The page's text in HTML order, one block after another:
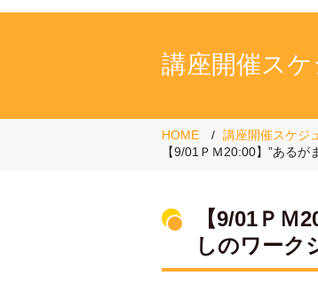
講座開催ス
HOME
講座開催スケジ
【9/01ＰＭ20:00】”ある
【9/01Ｐ
しのワー